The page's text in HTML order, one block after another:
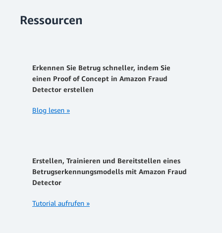
Ressourcen
Erkennen Sie Betrug schneller, indem Sie
einen Proof of Concept in Amazon Fraud
Detector erstellen
Blog lesen »
Erstellen, Trainieren und Bereitstellen eines
Betrugserkennungsmodells mit Amazon Fraud
Detector
Tutorial aufrufen »